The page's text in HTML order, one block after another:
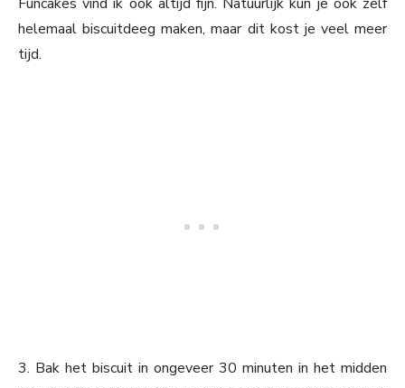
helemaal biscuitdeeg maken, maar dit kost je veel meer
tijd.
3. Bak het biscuit in ongeveer 30 minuten in het midden